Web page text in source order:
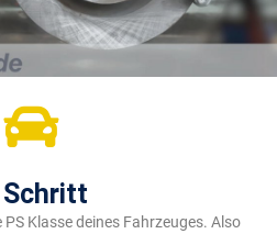
Schritt
Klasse deines Fahrzeuges. Also